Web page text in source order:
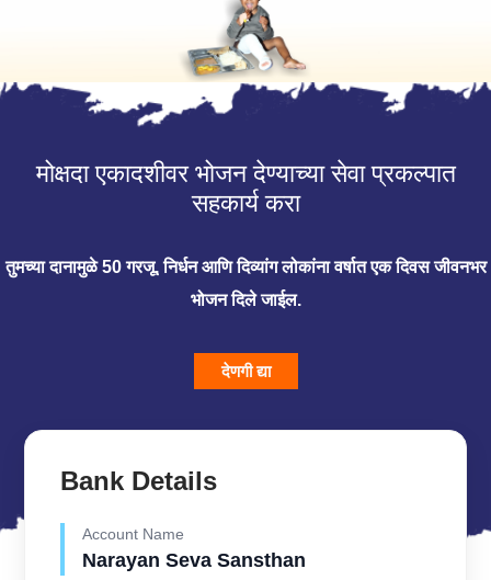
मोक्षदा एकादशीवर भोजन देण्याच्या सेवा प्रकल्पात
सहकार्य करा
तुमच्या दानामुळे 50 गरजू, निर्धन आणि दिव्यांग लोकांना वर्षात एक दिवस जीवनभर
भोजन दिले जाईल.
देणगी द्या
Bank Details
Account Name
Narayan Seva Sansthan